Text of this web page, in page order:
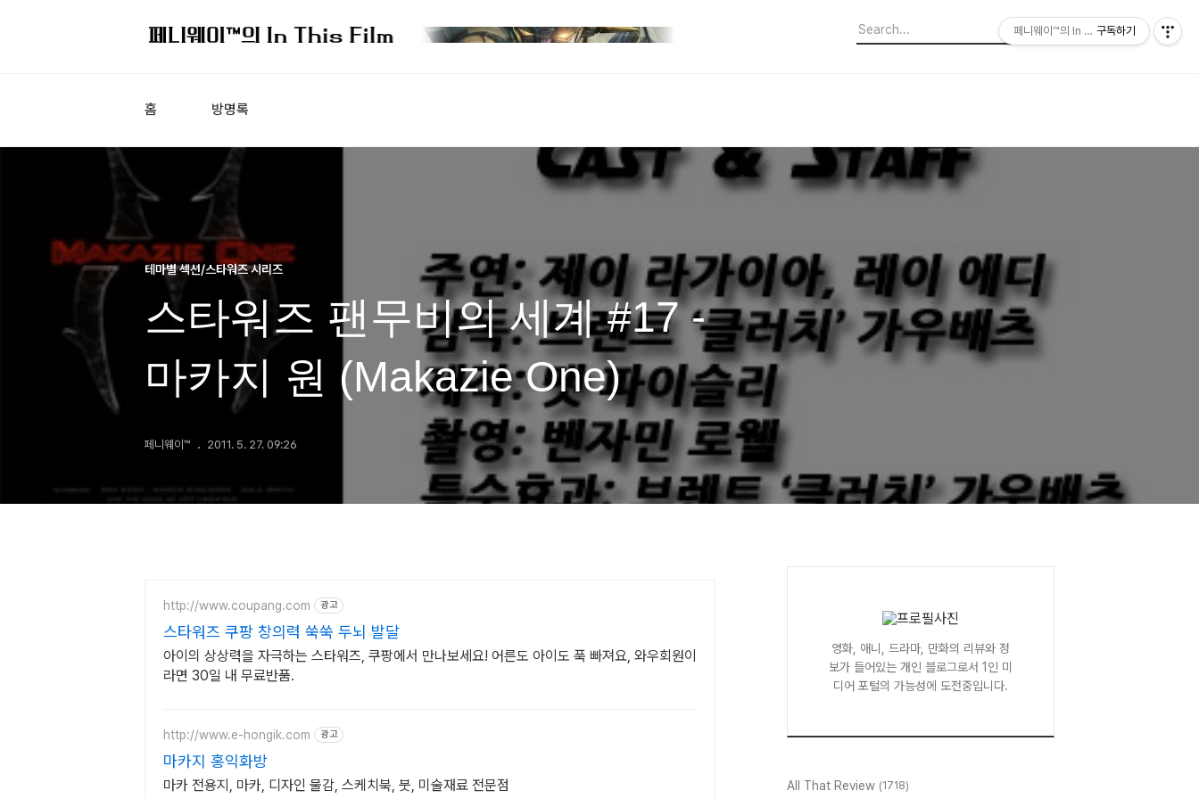
홈 방명록
테마별 섹션/스타워즈 시리즈
스타워즈 팬무비의 세계 #17 -
마카지 원 (Makazie One)
페니웨이™ 2011. 5. 27. 09:26
http://www.coupang.com 광고
스타워즈 쿠팡 창의력 쑥쑥 두뇌 발달
아이의 상상력을 자극하는 스타워즈, 쿠팡에서 만나보세요! 어른도 아이도 푹 빠져요, 와우회원이
라면 30일 내 무료반품.
http://www.e-hongik.com 광고
마카지 홍익화방
마카 전용지, 마카, 디자인 물감, 스케치북, 붓, 미술재료 전문점
영화, 애니, 드라마, 만화의 리뷰와 정
보가 들어있는 개인 블로그로서 1인 미
디어 포털의 가능성에 도전중입니다.
All That Review (1718)
페니웨이™의 In This Film
구독하기